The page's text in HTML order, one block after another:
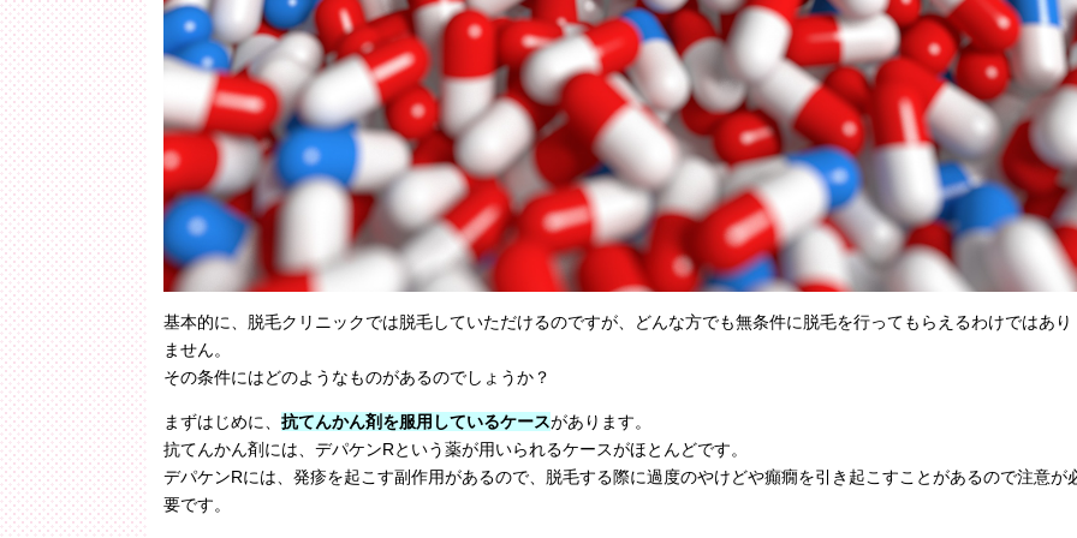
基本的に、脱毛クリニックでは脱毛していただけるのですが、どんな方でも無条件に脱毛を行ってもらえるわけではあり
ません。
その条件にはどのようなものがあるのでしょうか？
まずはじめに、 抗てんかん剤を服用しているケースがあります。
抗てんかん剤には、デパケンRという薬が用いられるケースがほとんどです。
デパケンRには、発疹を起こす副作用があるので、脱毛する際に過度のやけどや癲癇を引き起こすことがあるので注意が
要です。